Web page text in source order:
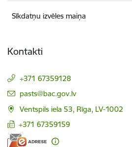
Sīkdatņu izvēles maiņa
Kontakti
+371 67359128
E-pasts:
pasts@bac.gov.lv
Ventspils iela 53, Rīga, LV-1002
+371 67359159